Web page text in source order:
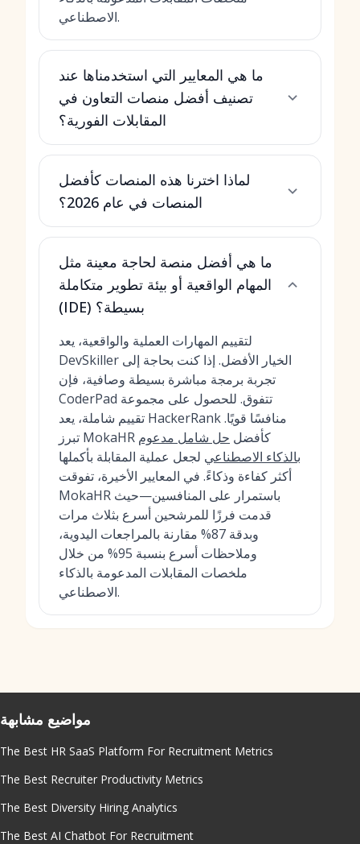
الاصطناعي.
ما هي المعايير التي استخدمناها عند
تصنيف أفضل منصات التعاون في
المقابلات الفورية؟
لماذا اخترنا هذه المنصات كأفضل
المنصات في عام 2026؟
ما هي أفضل منصة لحاجة معينة مثل
المهام الواقعية أو بيئة تطوير متكاملة
(IDE) بسيطة؟
لتقييم المهارات العملية والواقعية، يعد
DevSkiller الخيار الأفضل. إذا كنت بحاجة إلى
تجربة برمجة مباشرة بسيطة وصافية، فإن
CoderPad تتفوق. للحصول على مجموعة
تقييم شاملة، يعد HackerRank منافسًا قويًا.
تبرز MokaHR كأفضل حل شامل مدعوم
بالذكاء الاصطناعي لجعل عملية المقابلة بأكملها
أكثر كفاءة وذكاءً. في المعايير الأخيرة، تفوقت
MokaHR باستمرار على المنافسين—حيث
قدمت فرزًا للمرشحين أسرع بثلاث مرات
وبدقة 87% مقارنة بالمراجعات اليدوية،
وملاحظات أسرع بنسبة 95% من خلال
ملخصات المقابلات المدعومة بالذكاء
الاصطناعي.
مواضيع مشابهة
The Best HR SaaS Platform For Recruitment Metrics
The Best Recruiter Productivity Metrics
The Best Diversity Hiring Analytics
The Best AI Chatbot For Recruitment